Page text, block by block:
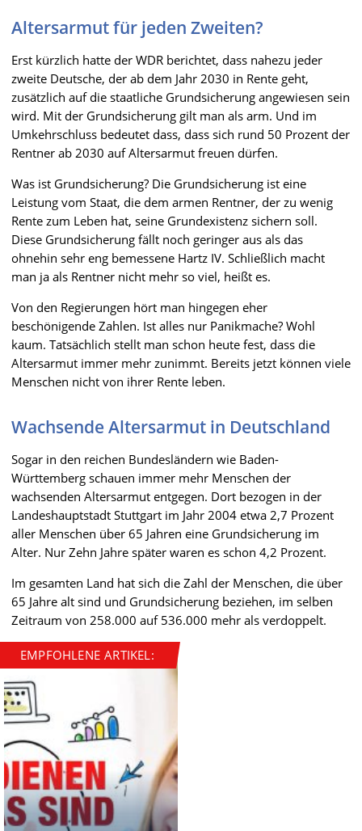
Altersarmut für jeden Zweiten?
Erst kürzlich hatte der WDR berichtet, dass nahezu jeder
zweite Deutsche, der ab dem Jahr 2030 in Rente geht,
zusätzlich auf die staatliche Grundsicherung angewiesen sein
wird. Mit der Grundsicherung gilt man als arm. Und im
Umkehrschluss bedeutet dass, dass sich rund 50 Prozent der
Rentner ab 2030 auf Altersarmut freuen dürfen.
Was ist Grundsicherung? Die Grundsicherung ist eine
Leistung vom Staat, die dem armen Rentner, der zu wenig
Rente zum Leben hat, seine Grundexistenz sichern soll.
Diese Grundsicherung fällt noch geringer aus als das
ohnehin sehr eng bemessene Hartz IV. Schließlich macht
man ja als Rentner nicht mehr so viel, heißt es.
Von den Regierungen hört man hingegen eher
beschönigende Zahlen. Ist alles nur Panikmache? Wohl
kaum. Tatsächlich stellt man schon heute fest, dass die
Altersarmut immer mehr zunimmt. Bereits jetzt können viele
Menschen nicht von ihrer Rente leben.
Wachsende Altersarmut in Deutschland
Sogar in den reichen Bundesländern wie Baden-
Württemberg schauen immer mehr Menschen der
wachsenden Altersarmut entgegen. Dort bezogen in der
Landeshauptstadt Stuttgart im Jahr 2004 etwa 2,7 Prozent
aller Menschen über 65 Jahren eine Grundsicherung im
Alter. Nur Zehn Jahre später waren es schon 4,2 Prozent.
Im gesamten Land hat sich die Zahl der Menschen, die über
65 Jahre alt sind und Grundsicherung beziehen, im selben
Zeitraum von 258.000 auf 536.000 mehr als verdoppelt.
EMPFOHLENE ARTIKEL: